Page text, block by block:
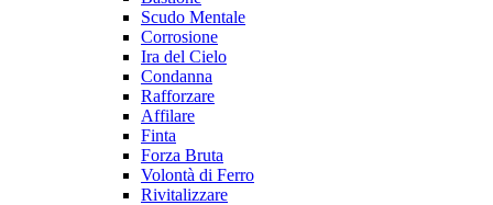
Scudo Mentale
Corrosione
Ira del Cielo
Condanna
Rafforzare
Affilare
Finta
Forza Bruta
Volontà di Ferro
Rivitalizzare